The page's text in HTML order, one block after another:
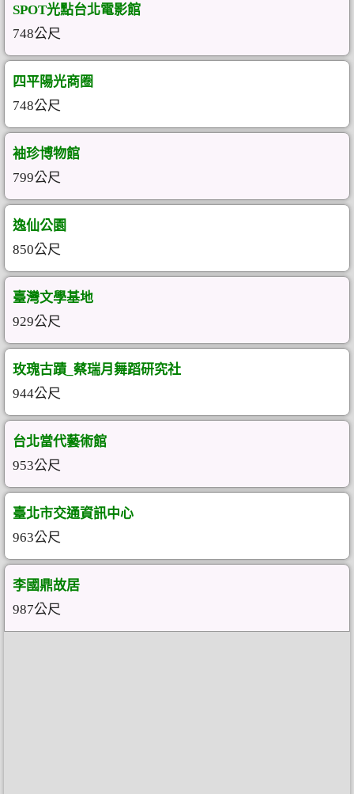
SPOT光點台北電影館
748公尺
四平陽光商圈
748公尺
袖珍博物館
799公尺
逸仙公園
850公尺
臺灣文學基地
929公尺
玫瑰古蹟_蔡瑞月舞蹈研究社
944公尺
台北當代藝術館
953公尺
臺北市交通資訊中心
963公尺
李國鼎故居
987公尺